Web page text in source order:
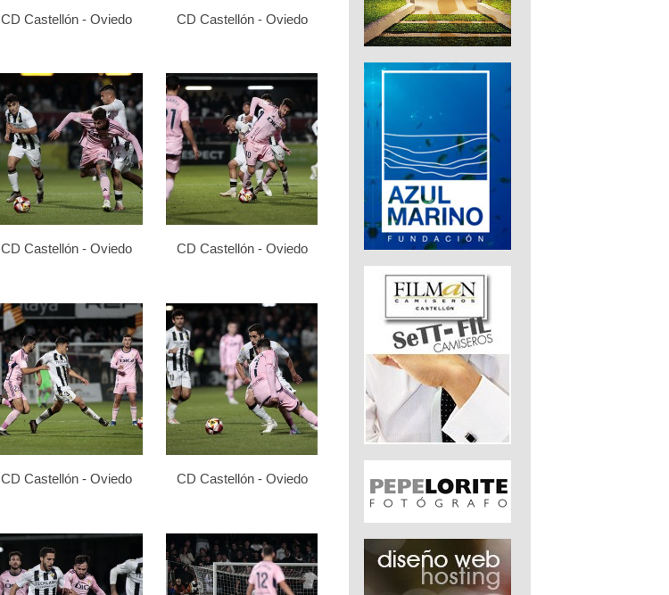
CD Castellón - Oviedo CD Castellón - Oviedo
CD Castellón - Oviedo CD Castellón - Oviedo
CD Castellón - Oviedo CD Castellón - Oviedo